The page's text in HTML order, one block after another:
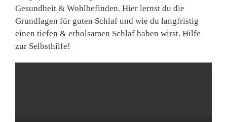
Gesundheit & Wohlbefinden. Hier lernst du die
Grundlagen für guten Schlaf und wie du langfristig
einen tiefen & erholsamen Schlaf haben wirst. Hilfe
zur Selbsthilfe!